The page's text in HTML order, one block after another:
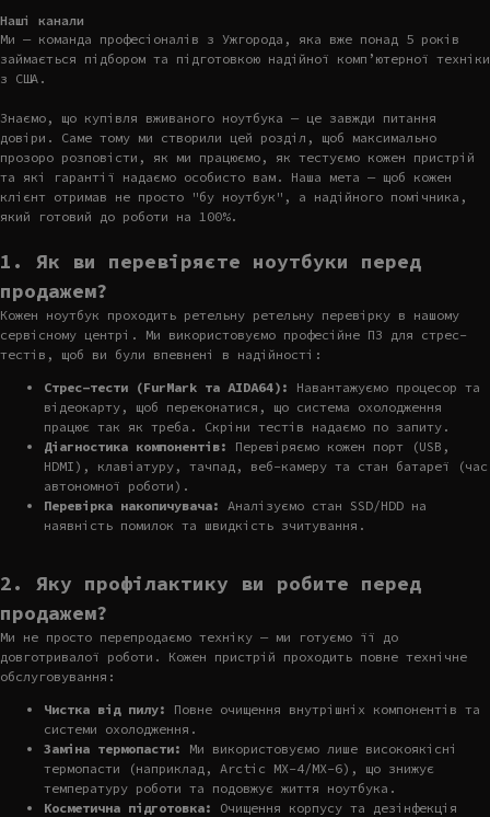
Наші канали
Ми — команда професіоналів з Ужгорода, яка вже понад 5 років
займається підбором та підготовкою надійної комп’ютерної техніки
з США.
Знаємо, що купівля вживаного ноутбука — це завжди питання
довіри. Саме тому ми створили цей розділ, щоб максимально
прозоро розповісти, як ми працюємо, як тестуємо кожен пристрій
та які гарантії надаємо особисто вам. Наша мета — щоб кожен
клієнт отримав не просто "бу ноутбук", а надійного помічника,
який готовий до роботи на 100%.
1. Як ви перевіряєте ноутбуки перед
продажем?
Кожен ноутбук проходить ретельну ретельну перевірку в нашому
сервісному центрі. Ми використовуємо професійне ПЗ для стрес-
тестів, щоб ви були впевнені в надійності:
Стрес-тести (FurMark та AIDA64):
Навантажуємо процесор та
відеокарту, щоб переконатися, що система охолодження
працює так як треба. Скріни тестів надаємо по запиту.
Діагностика компонентів:
Перевіряємо кожен порт (USB,
HDMI), клавіатуру, тачпад, веб-камеру та стан батареї (час
автономної роботи).
Перевірка накопичувача:
Аналізуємо стан SSD/HDD на
наявність помилок та швидкість зчитування.
2. Яку профілактику ви робите перед
продажем?
Ми не просто перепродаємо техніку — ми готуємо її до
довготривалої роботи. Кожен пристрій проходить повне технічне
обслуговування:
Чистка від пилу:
Повне очищення внутрішніх компонентів та
системи охолодження.
Заміна термопасти:
Ми використовуємо лише високоякісні
термопасти (наприклад, Arctic MX-4/MX-6), що знижує
температуру роботи та подовжує життя ноутбука.
Косметична підготовка:
Очищення корпусу та дезінфекція